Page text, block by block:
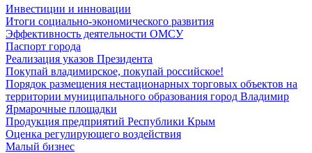
Инвестиции и инновации
Итоги социально-экономического развития
Эффективность деятельности ОМСУ
Паспорт города
Реализация указов Президента
Покупай владимирское, покупай российское!
Порядок размещения нестационарных торговых объектов на
территории муниципального образования город Владимир
Ярмарочные площадки
Продукция предприятий Республики Крым
Оценка регулирующего воздействия
Малый бизнес